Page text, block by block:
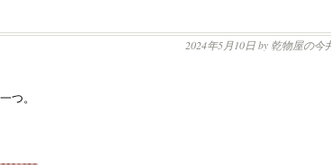
2024年5月10日by 乾物屋の今
つ。